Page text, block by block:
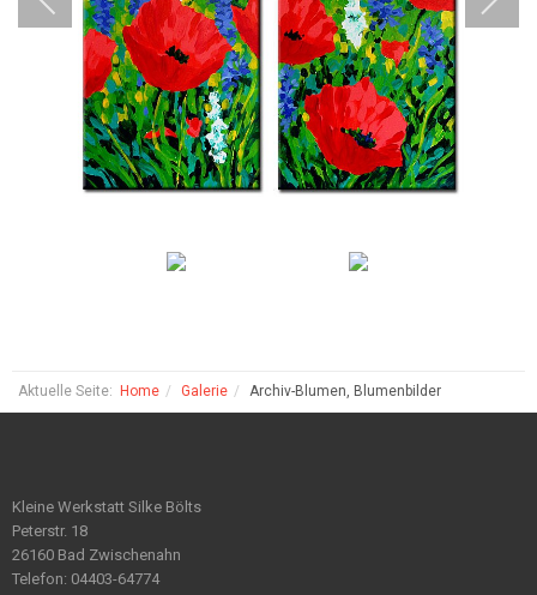
Aktuelle Seite: Home Galerie Archiv-Blumen, Blumenbilder
Kleine Werkstatt Silke Bölts
Peterstr. 18
26160 Bad Zwischenahn
Telefon: 04403-64774